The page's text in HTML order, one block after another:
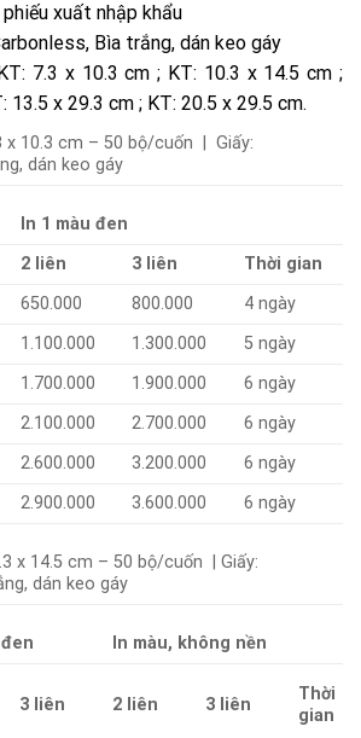
xuất nhập khẩu
Bìa trắng, dán keo gáy
7.3 x 10.3 cm ; KT: 10.3 x 14.5 cm ;
13.5 x 29.3 cm ; KT: 20.5 x 29.5 cm.
x 10.3 cm – 50 bộ/cuốn | Giấy:
dán keo gáy
In 1 màu đen
2 liên 3 liên
Thời gian
650.000 800.000
4 ngày
1.100.000 1.300.000
5 ngày
1.700.000 1.900.000
6 ngày
2.100.000 2.700.000
6 ngày
2.600.000 3.200.000
6 ngày
2.900.000 3.600.000 6 ngày
x 14.5 cm – 50 bộ/cuốn | Giấy:
dán keo gáy
đen
In màu, không nền
3 liên 2 liên 3 liên
Thời
gian